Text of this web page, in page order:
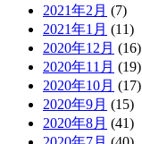
2021年2月 (7)
2021年1月 (11)
2020年12月 (16)
2020年11月 (19)
2020年10月 (17)
2020年9月 (15)
2020年8月 (41)